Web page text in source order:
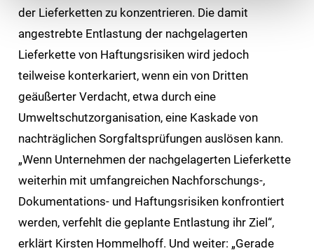
der Lieferketten zu konzentrieren. Die damit
angestrebte Entlastung der nachgelagerten
Lieferkette von Haftungsrisiken wird jedoch
teilweise konterkariert, wenn ein von Dritten
geäußerter Verdacht, etwa durch eine
Umweltschutzorganisation, eine Kaskade von
nachträglichen Sorgfaltsprüfungen auslösen kann.
„Wenn Unternehmen der nachgelagerten Lieferkette
weiterhin mit umfangreichen Nachforschungs-,
Dokumentations- und Haftungsrisiken konfrontiert
werden, verfehlt die geplante Entlastung ihr Ziel“,
erklärt Kirsten Hommelhoff. Und weiter: „Gerade